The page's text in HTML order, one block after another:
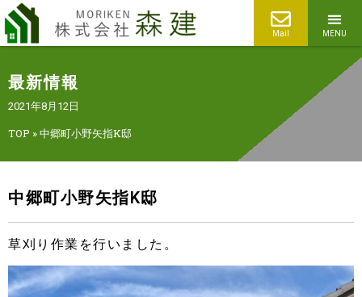
Mail MENU
最新情報
2021年8月12日
TOP »中郷町小野矢指K邸
中郷町小野矢指K邸
草刈り作業を行いました。